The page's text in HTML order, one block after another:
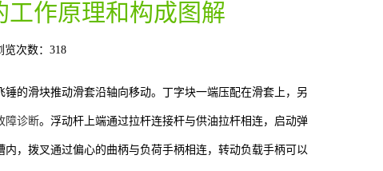
工作原理和构成图解
览次数：318
的滑块推动滑套沿轴向移动。丁字块一端压配在滑套上，另
障诊断。浮动杆上端通过拉杆连接杆与供油拉杆相连，启动弹
，拨叉通过偏心的曲柄与负荷手柄相连，转动负载手柄可以